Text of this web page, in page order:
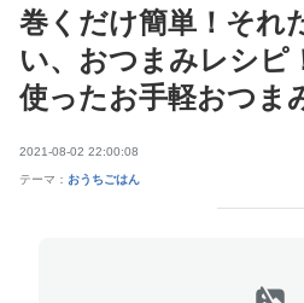
巻くだけ簡単！それ
い、おつまみレシ
使ったお手軽おつま
2021-08-02 22:00:08
テーマ： おうちごはん